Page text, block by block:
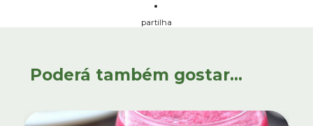
partilha
Poderá também gostar...